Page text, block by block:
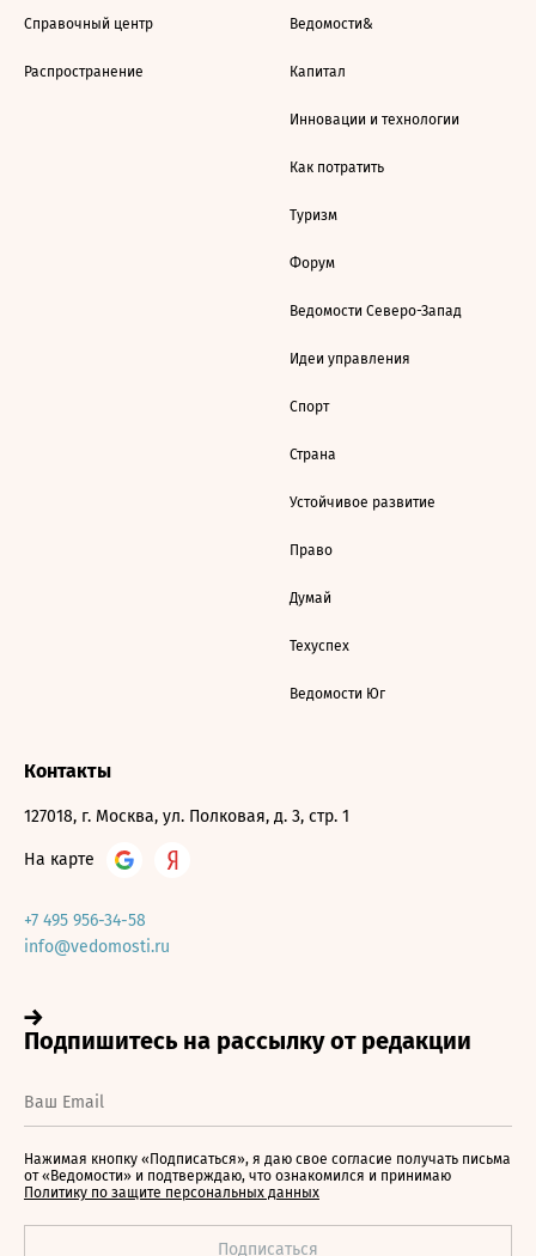
Справочный центр
Распространение
Ведомости&
Капитал
Инновации и технологии
Как потратить
Туризм
Форум
Ведомости Северо-Запад
Идеи управления
Спорт
Страна
Устойчивое развитие
Право
Думай
Техуспех
Ведомости Юг
Контакты
127018, г. Москва, ул. Полковая, д. 3, стр. 1
На карте
+7 495 956-34-58
info@vedomosti.ru
Нажимая кнопку «Подписаться», я даю свое согласие получать письма
от «Ведомости» и подтверждаю, что ознакомился и принимаю
Политику по защите персональных данных